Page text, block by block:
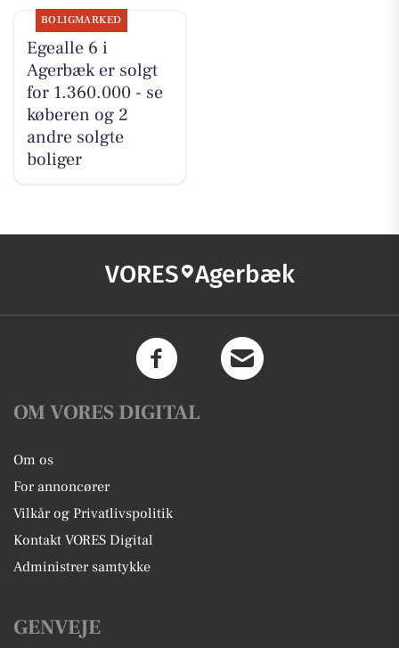
BOLIGMARKED
Egealle 6 i
Agerbæk er solgt
for 1.360.000 - se
køberen og 2
andre solgte
boliger
VORES Agerbæk
OM VORES DIGITAL
Om os
For annoncører
Vilkår og Privatlivspolitik
Kontakt VORES Digital
Administrer samtykke
GENVEJE